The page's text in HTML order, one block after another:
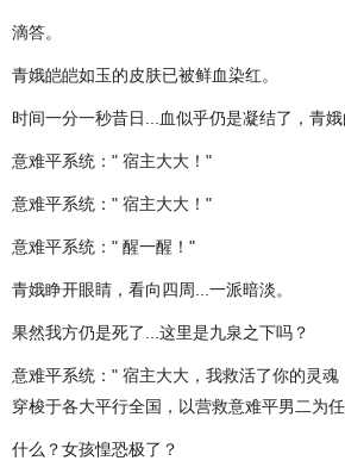
滴答。
青娥皑皑如玉的皮肤已被鲜血染红。
时间一分一秒昔日...血似乎仍是凝结了，青娥
意难平系统：" 宿主大大！"
意难平系统：" 宿主大大！"
意难平系统：" 醒一醒！"
青娥睁开眼睛，看向四周...一派暗淡。
果然我方仍是死了...这里是九泉之下吗？
意难平系统：" 宿主大大，我救活了你的灵
穿梭于各大平行全国，以营救意难平男二为
什么？女孩惶恐极了？